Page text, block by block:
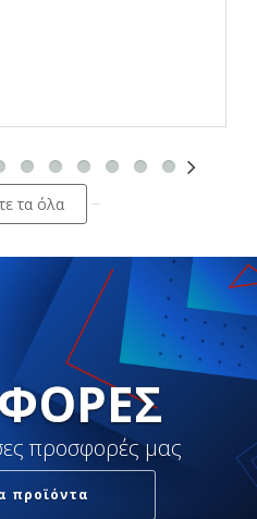
τα όλα
προσφορές μας
προϊόντα